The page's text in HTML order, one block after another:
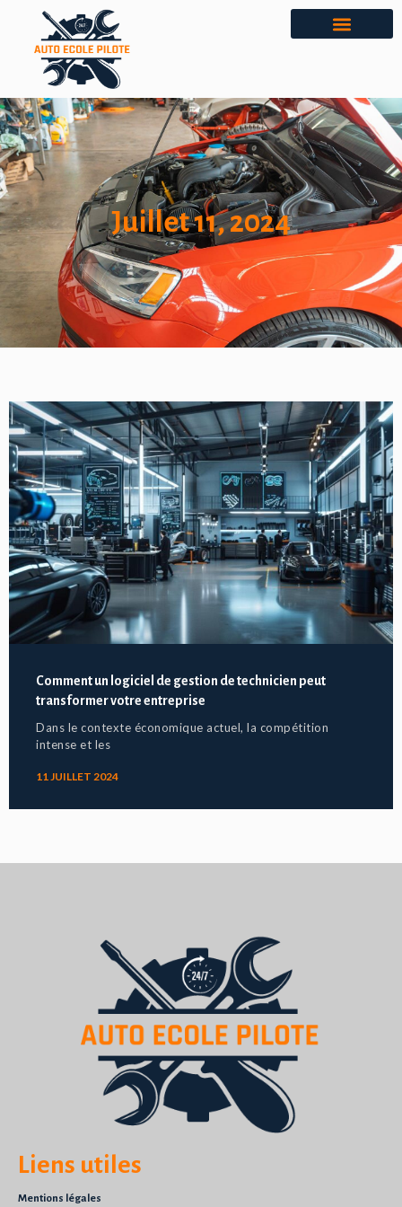
Juillet 11, 2024
Comment un logiciel de gestion de technicien peut
transformer votre entreprise
Dans le contexte économique actuel, la compétition
intense et les
11 JUILLET 2024
Liens utiles
Mentions légales